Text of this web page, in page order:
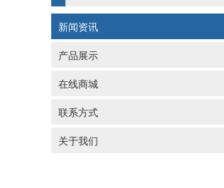
新闻资讯
产品展示
在线商城
联系方式
关于我们